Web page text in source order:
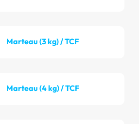
Marteau (3 kg) / TCF
Marteau (4 kg) / TCF